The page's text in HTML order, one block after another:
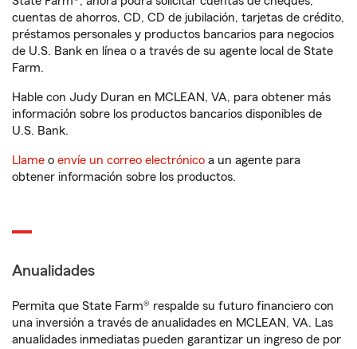
cuentas de ahorros, CD, CD de jubilación, tarjetas de crédito,
préstamos personales y productos bancarios para negocios
de U.S. Bank en línea o a través de su agente local de State
Farm.
Hable con Judy Duran en MCLEAN, VA, para obtener más
información sobre los productos bancarios disponibles de
U.S. Bank.
Llame o envíe un correo electrónico a un agente para
obtener información sobre los productos.
Anualidades
Permita que State Farm® respalde su futuro financiero con
una inversión a través de anualidades en MCLEAN, VA. Las
anualidades inmediatas pueden garantizar un ingreso de por